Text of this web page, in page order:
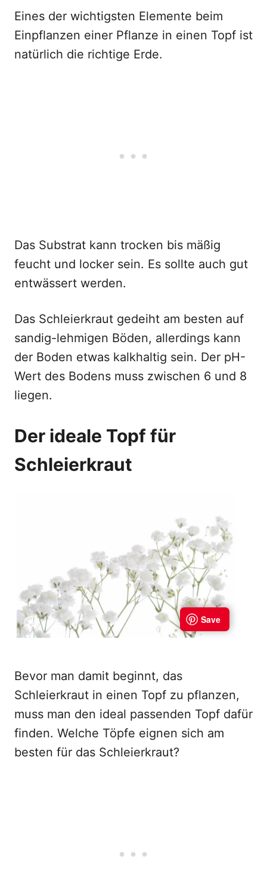
Eines der wichtigsten Elemente beim
Einpflanzen einer Pflanze in einen Topf ist
natürlich die richtige Erde.
Das Substrat kann trocken bis mäßig
feucht und locker sein. Es sollte auch gut
entwässert werden.
Das Schleierkraut gedeiht am besten auf
sandig-lehmigen Böden, allerdings kann
der Boden etwas kalkhaltig sein. Der pH-
Wert des Bodens muss zwischen 6 und 8
liegen.
Der ideale Topf für
Schleierkraut
Bevor man damit beginnt, das
Schleierkraut in einen Topf zu pflanzen,
muss man den ideal passenden Topf dafür
finden. Welche Töpfe eignen sich am
besten für das Schleierkraut?